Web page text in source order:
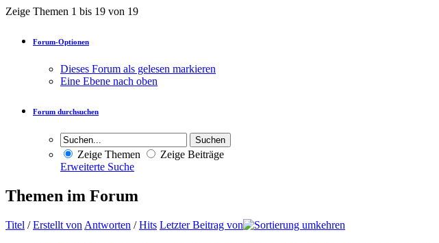
Zeige Themen 1 bis 19 von 19
Forum-Optionen
Dieses Forum als gelesen markieren
Eine Ebene nach oben
Forum durchsuchen
Zeige Themen
Zeige Beiträge
Erweiterte Suche
Themen im Forum
Titel /Erstellt von Antworten /Hits Letzter Beitrag von